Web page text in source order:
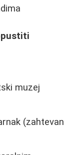
muzej
(zahtevan